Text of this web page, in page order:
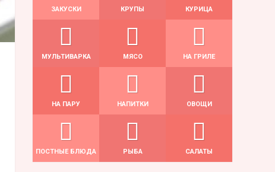
ЗАКУСКИ КРУПЫ КУРИЦА
МУЛЬТИВАРКА МЯСО НА ГРИЛЕ
НА ПАРУ НАПИТКИ ОВОЩИ
ПОСТНЫЕ БЛЮДА РЫБА САЛАТЫ